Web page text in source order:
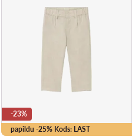
papildu -25% Kods: LAST
-23%